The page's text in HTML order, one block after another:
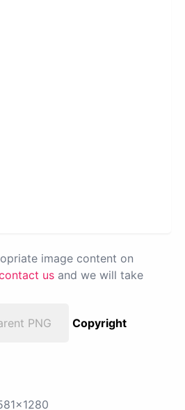
image content on
us and we will take
PNG
Copyright